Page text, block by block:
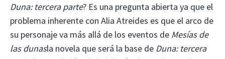
Duna: tercera parte? Es una pregunta abierta ya que el
problema inherente con Alia Atreides es que el arco de
su personaje va más allá de los eventos de Mesías de
las dunasla novela que será la base de Duna: tercera